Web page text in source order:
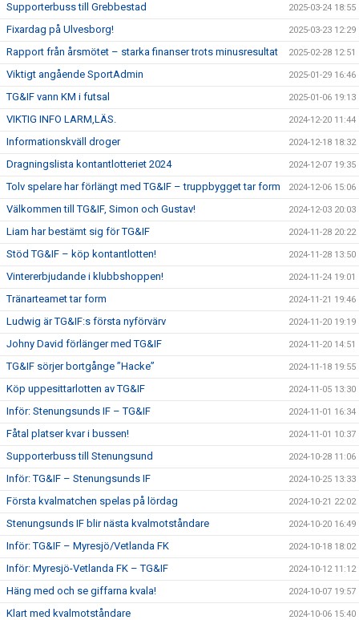
Supporterbuss till Grebbestad 2025-03-24 18:55
Fixardag på Ulvesborg! 2025-03-23 12:29
Rapport från årsmötet – starka finanser trots minusresultat 2025-02-28 12:51
Viktigt angående SportAdmin 2025-01-29 16:46
TG&IF vann KM i futsal 2025-01-06 19:13
VIKTIG INFO LARM,LÄS. 2024-12-20 11:44
Informationskväll droger 2024-12-18 18:32
Dragningslista kontantlotteriet 2024 2024-12-07 19:35
Tolv spelare har förlängt med TG&IF – truppbygget tar form 2024-12-06 15:06
Välkommen till TG&IF, Simon och Gustav! 2024-12-03 20:03
Liam har bestämt sig för TG&IF 2024-11-28 20:22
Stöd TG&IF – köp kontantlotten! 2024-11-28 13:50
Vintererbjudande i klubbshoppen! 2024-11-24 19:01
Tränarteamet tar form 2024-11-21 19:46
Ludwig är TG&IF:s första nyförvärv 2024-11-20 19:19
Johny David förlänger med TG&IF 2024-11-20 14:51
TG&IF sörjer bortgånge ”Hacke” 2024-11-18 19:55
Köp uppesittarlotten av TG&IF 2024-11-05 13:30
Inför: Stenungsunds IF – TG&IF 2024-11-01 16:34
Fåtal platser kvar i bussen! 2024-11-01 10:37
Supporterbuss till Stenungsund 2024-10-28 11:06
Inför: TG&IF – Stenungsunds IF 2024-10-25 13:33
Första kvalmatchen spelas på lördag 2024-10-21 22:02
Stenungsunds IF blir nästa kvalmotståndare 2024-10-20 16:49
Inför: TG&IF – Myresjö/Vetlanda FK 2024-10-18 18:02
Inför: Myresjö-Vetlanda FK – TG&IF 2024-10-12 11:12
Häng med och se giffarna kvala! 2024-10-07 19:57
Klart med kvalmotståndare 2024-10-06 15:40